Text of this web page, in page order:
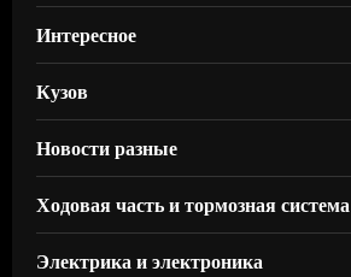
Интересное
Кузов
Новости разные
Ходовая часть и тормозная система
Электрика и электроника